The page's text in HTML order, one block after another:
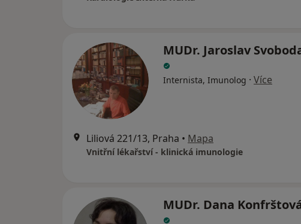
MUDr. Jaroslav
Internista, Imunolog · Více
Liliová 221/13, Praha • Mapa
Vnitřní lékařství - klinická imunologie
MUDr. Dana